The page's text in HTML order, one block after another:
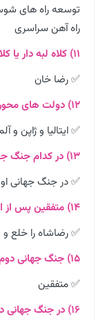
توسعه راه های
راه آهن سراسری
۱۱) کلاه لبه دار یا کلاه پهلوی در چه دوره ای اجباری شد؟
✅ رضا خان
۱۲) دولت های محور کدامند؟
✅ ایتالیا و ژاپن و
۱۳) در کدام جنگ جهانی ما اعلام بی طرفی کردیم؟
✅ در جنگ جهانی
۱۴) متفقین پس از اشغال ایران چه کردند؟
✅ رضاشاه را خلع و
۱۵) جنگ جهانی دوم را کدام گروه پیروز شد؟
✅ متفقین
۱۶) در جنگ جهانی دوم چگونه پایان یافت؟